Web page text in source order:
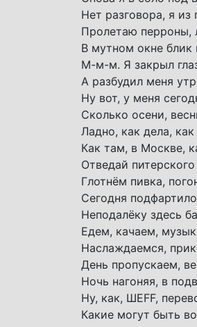
Нет разговора, я из
Пролетаю перроны,
В мутном окне блик
М-м-м. Я закрыл
А разбудил меня
Ну вот, у меня
Сколько осени,
Ладно, как дела,
Как там, в Москве,
Отведай
Глотнём пивка,
Сегодня
Неподалёку здесь
Едем, качаем,
Наслаждаемся,
День пропускаем,
Ночь нагоняя, в
Ну, как, ШЕFF,
Какие могут быть